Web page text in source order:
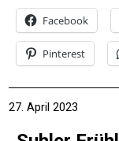
Facebook
Pinterest
27. April 2023